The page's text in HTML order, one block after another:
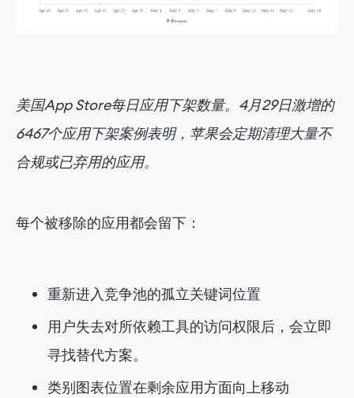
美国App Store每日应用下架数量。4月29日激增的
6467个应用下架案例表明，苹果会定期清理大量不
合规或已弃用的应用。
每个被移除的应用都会留下：
重新进入竞争池的孤立关键词位置
用户失去对所依赖工具的访问权限后，会立即
寻找替代方案。
类别图表位置在剩余应用方面向上移动